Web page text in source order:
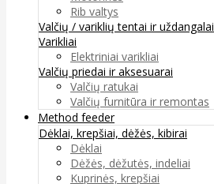
Rib valtys
Valčių / variklių tentai ir uždangalai
Varikliai
Elektriniai varikliai
Valčių priedai ir aksesuarai
Valčių ratukai
Valčių furnitūra ir remontas
Method feeder
Dėklai, krepšiai, dėžės, kibirai
Dėklai
Dėžės, dėžutės, indeliai
Kuprinės, krepšiai